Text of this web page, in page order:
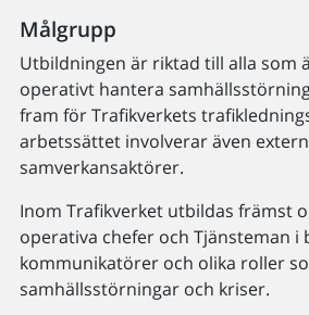
Målgrupp
Utbildningen är riktad till alla som
operativt hantera
fram för Trafikverkets
arbetssättet involverar även
samverkansaktörer.
Inom Trafikverket utbildas främst
operativa chefer och Tjänsteman i
kommunikatörer och olika roller
samhällsstörningar och kriser.